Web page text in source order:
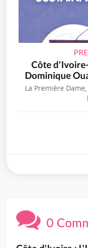
Côte
Dominique
La Première
0